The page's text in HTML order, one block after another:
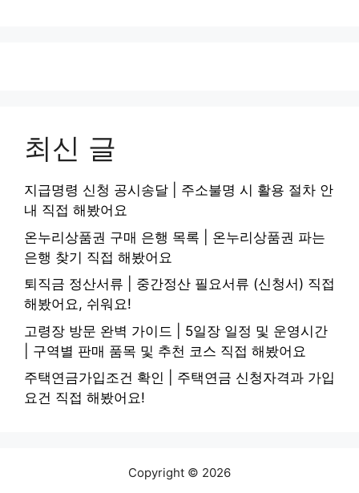
최신 글
지급명령 신청 공시송달 | 주소불명 시 활용 절차 안
내 직접 해봤어요
온누리상품권 구매 은행 목록 | 온누리상품권 파는
은행 찾기 직접 해봤어요
퇴직금 정산서류 | 중간정산 필요서류 (신청서) 직접
해봤어요, 쉬워요!
고령장 방문 완벽 가이드 | 5일장 일정 및 운영시간
| 구역별 판매 품목 및 추천 코스 직접 해봤어요
주택연금가입조건 확인 | 주택연금 신청자격과 가입
요건 직접 해봤어요!
Copyright © 2026